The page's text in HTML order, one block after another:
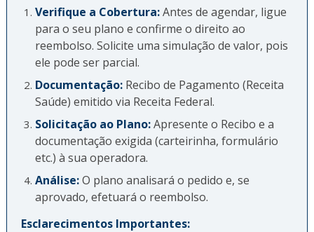
Verifique a Cobertura:Antes de agendar, ligue
para o seu plano e confirme o direito ao
reembolso. Solicite uma simulação de valor, pois
ele pode ser parcial.
Documentação:Recibo de Pagamento (Receita
Saúde) emitido via Receita Federal.
Solicitação ao Plano:Apresente o Recibo e a
documentação exigida (carteirinha, formulário
etc.) à sua operadora.
Análise:O plano analisará o pedido e, se
aprovado, efetuará o reembolso.
Esclarecimentos Importantes: